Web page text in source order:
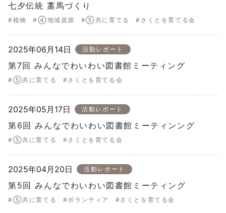
七夕伝統 藁馬づくり
#植物 #④地域資源 #⑤共に育てる #さくとを育てる会
2025年06月14日 活動レポート
第7回 みんなでわいわい図書館ミーティング
#⑤共に育てる #さくとを育てる会
2025年05月17日 活動レポート
第6回 みんなでわいわい図書館ミーティンング
#⑤共に育てる #さくとを育てる会
2025年04月20日 活動レポート
第5回 みんなでわいわい図書館ミーティング
#⑤共に育てる #ボランティア #さくとを育てる会